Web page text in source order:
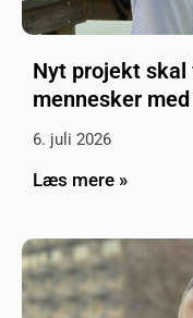
Nyt projekt
mennesker
6. juli 2026
Læs mere »